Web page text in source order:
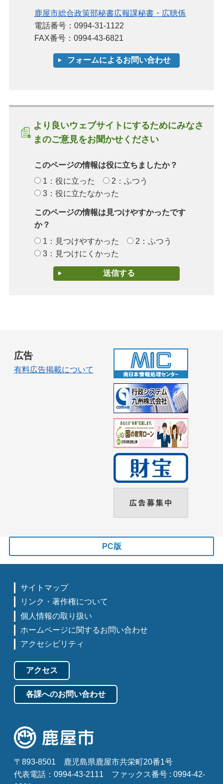
鹿屋市総合政策部秘書広報課秘書・広聴係
電話番号：0994-31-1122
FAX番号：0994-43-6821
より良いウェブサイトにするためにみなさ
まのご意見をお聞かせください
このページの情報は役に立ちましたか？
1：役に立った
2：ふつう
3：役に立たなかった
このページの情報は見つけやすかったです
か？
1：見つけやすかった
2：ふつう
3：見つけにくかった
広告
有料広告掲載について
PC版
サイトマップ
リンク・著作権について
個人情報の取り扱い
ホームページに関するお問い合わせ
アクセシビリティ
アクセス
各課へのお問い合わせ
〒893-8501
鹿児島県鹿屋市共栄町20番1号
代表電話：0994-43-2111
ファックス番号 : 0994-42-